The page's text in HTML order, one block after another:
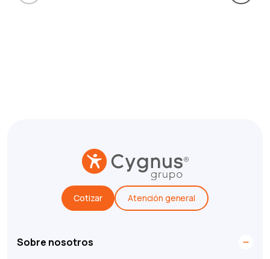
Cotizar Atención general
Sobre nosotros